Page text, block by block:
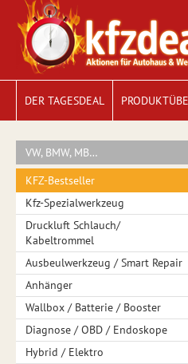
DER TAGESDEAL
VW, BMW, MB…
KFZ-Bestseller
Kfz-Spezialwerkzeug
Druckluft Schlauch/
Kabeltrommel
Ausbeulwerkzeug / Smart Repair
Anhänger
Wallbox / Batterie / Booster
Diagnose / OBD / Endoskope
Hybrid / Elektro